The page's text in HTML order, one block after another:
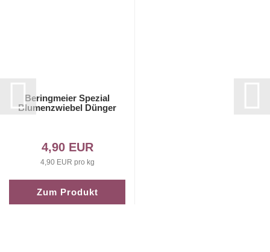
Beringmeier Spezial
Blumenzwiebel Dünger
4,90 EUR
4,90 EUR pro kg
Zum Produkt